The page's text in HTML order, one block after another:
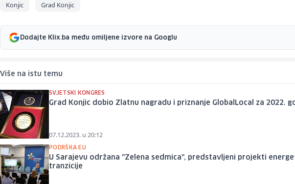
Konjic Grad Konjic
Dodajte Klix.ba među omiljene izvore na Googlu
Više na istu temu
SVJETSKI KONGRES
Grad Konjic dobio Zlatnu nagradu i priznanje GlobalLocal za 2022.
07.12.2023. u 20:12
PODRŠKA EU
U Sarajevu održana "Zelena sedmica", predstavljeni projekti
tranzicije